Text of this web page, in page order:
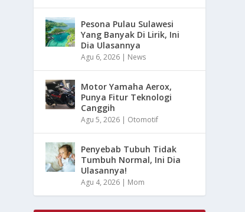
Pesona Pulau Sulawesi
Yang Banyak Di Lirik, Ini
Dia Ulasannya
Agu 6, 2026 | News
Motor Yamaha Aerox,
Punya Fitur Teknologi
Canggih
Agu 5, 2026 | Otomotif
Penyebab Tubuh Tidak
Tumbuh Normal, Ini Dia
Ulasannya!
Agu 4, 2026 | Mom